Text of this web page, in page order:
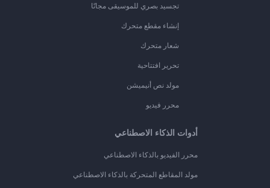
تجسيد بصري للموسيقى مجانًا
إنشاء مقطع متحرك
شعار متحرك
تحرير افتتاحية
مولد نص أنيميشن
محرر فيديو
أدوات الذكاء الاصطناعي
محرر الفيديو بالذكاء الاصطناعي
مولد المقاطع المتحركة بالذكاء الاصطناعي